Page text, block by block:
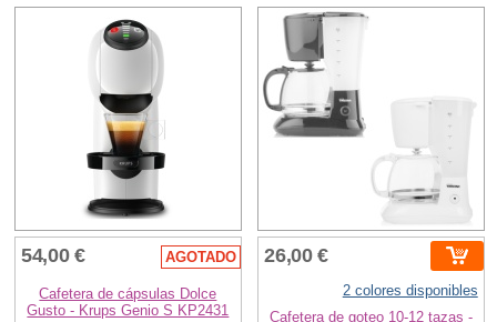
54,00 € AGOTADO
Cafetera de cápsulas Dolce
Gusto - Krups Genio S KP2431
26,00 €
2 colores disponibles
Cafetera de goteo 10-12 tazas -